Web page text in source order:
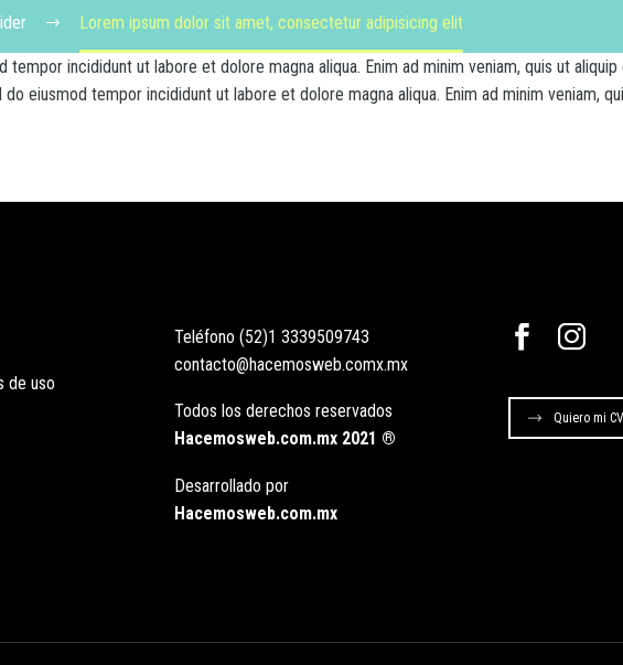
Lorem ipsum dolor sit amet, consectetur adipisicing elit
incididunt ut labore et dolore magna aliqua. Enim ad minim veniam, quis ut
eiusmod tempor incididunt ut labore et dolore magna aliqua. Enim ad minim veniam,
de uso
Teléfono (52)1 3339509743
contacto@hacemosweb.comx.mx
Todos los derechos reservados
Hacemosweb.com.mx 2021 ®
Desarrollado por
Hacemosweb.com.mx
Quiero mi CV